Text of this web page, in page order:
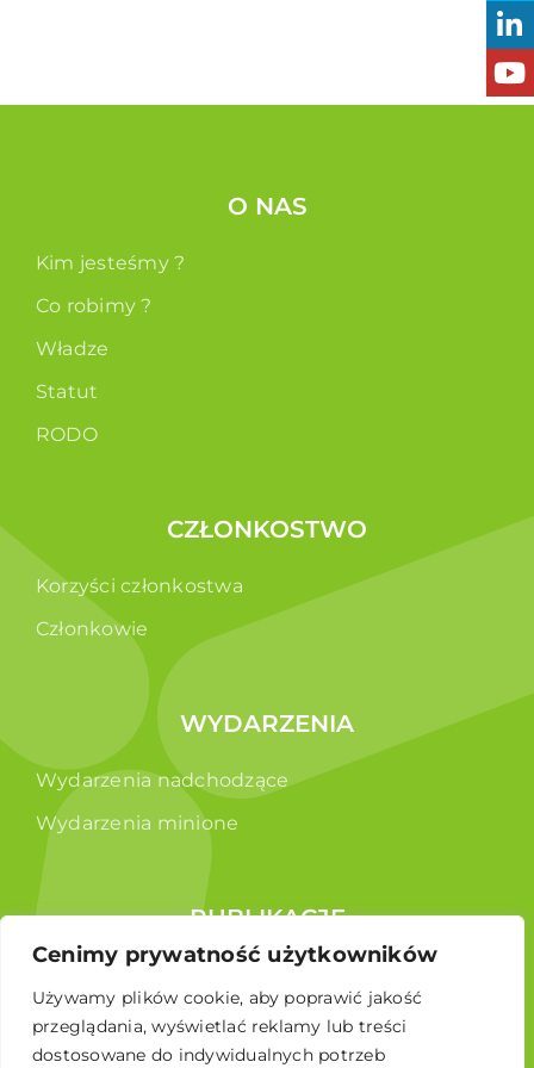
Cenimy prywatność użytkowników
Używamy plików cookie, aby poprawić jakość
przeglądania, wyświetlać reklamy lub treści
dostosowane do indywidualnych potrzeb
O NAS
Kim jesteśmy ?
Co robimy ?
Władze
Statut
RODO
CZŁONKOSTWO
Korzyści członkostwa
Członkowie
WYDARZENIA
Wydarzenia nadchodzące
Wydarzenia minione
PUBLIKACJE
Raporty
Broszura edukacyjna